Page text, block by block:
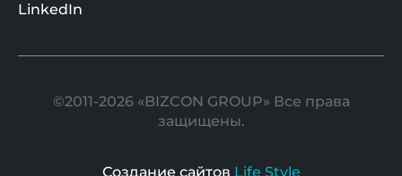
LinkedIn
©2011-2026 «BIZCON GROUP» Все права
защищены.
Создание сайтов Life Style